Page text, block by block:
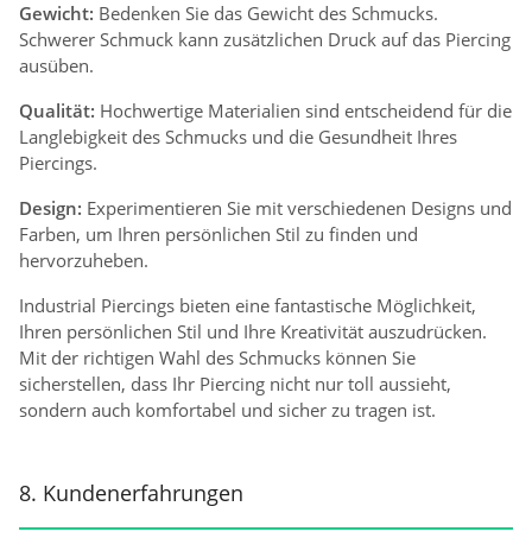
Gewicht: Bedenken Sie das Gewicht des Schmucks.
Schwerer Schmuck kann zusätzlichen Druck auf das Piercing
ausüben.
Qualität: Hochwertige Materialien sind entscheidend für die
Langlebigkeit des Schmucks und die Gesundheit Ihres
Piercings.
Design: Experimentieren Sie mit verschiedenen Designs und
Farben, um Ihren persönlichen Stil zu finden und
hervorzuheben.
Industrial Piercings bieten eine fantastische Möglichkeit,
Ihren persönlichen Stil und Ihre Kreativität auszudrücken.
Mit der richtigen Wahl des Schmucks können Sie
sicherstellen, dass Ihr Piercing nicht nur toll aussieht,
sondern auch komfortabel und sicher zu tragen ist.
8. Kundenerfahrungen